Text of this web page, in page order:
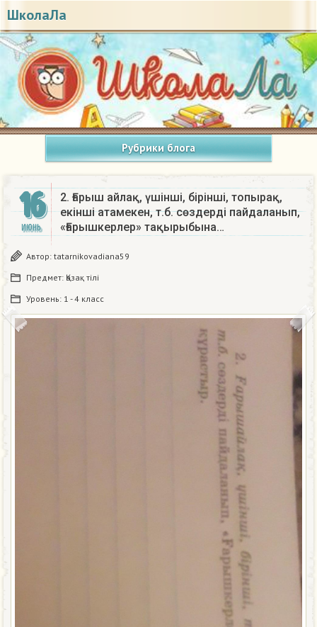
ШколаЛа
Рубрики блога
16
ИЮНЬ
2. Ғарыш айлақ, үшінші, бірінші, топырақ,
екінші атамекен, т.б. сөздерді пайдаланып,
«Ғарышкерлер» тақырыбына…
Автор: tatarnikovadiana59
Предмет: Қазақ тiлi
Уровень: 1 - 4 класс